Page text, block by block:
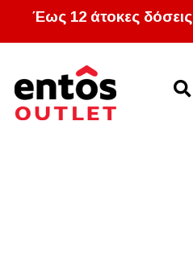
Έως 12 άτοκες δόσεις